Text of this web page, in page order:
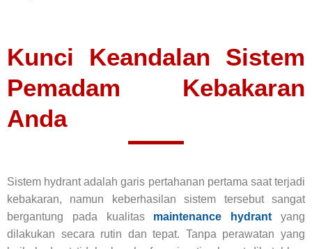
Kunci Keandalan Sistem
Pemadam Kebakaran
Anda
Sistem hydrant adalah garis pertahanan pertama saat terjadi
kebakaran, namun keberhasilan sistem tersebut sangat
bergantung pada kualitas maintenance hydrant yang
dilakukan secara rutin dan tepat. Tanpa perawatan yang